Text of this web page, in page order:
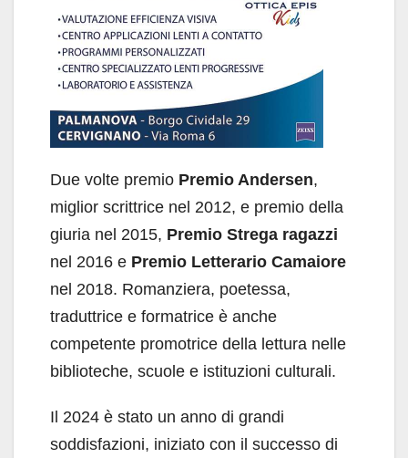
Due volte premio Premio Andersen,
miglior scrittrice nel 2012, e premio della
giuria nel 2015, Premio Strega ragazzi
nel 2016 e Premio Letterario Camaiore
nel 2018. Romanziera, poetessa,
traduttrice e formatrice è anche
competente promotrice della lettura nelle
biblioteche, scuole e istituzioni culturali.
Il 2024 è stato un anno di grandi
soddisfazioni, iniziato con il successo di